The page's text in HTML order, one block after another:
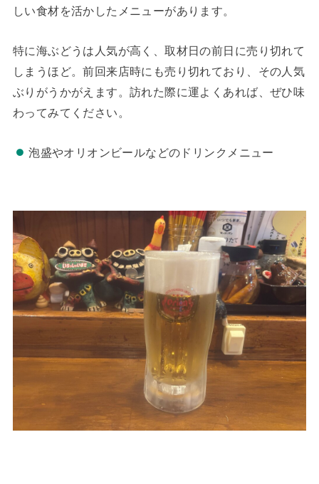
しい食材を活かしたメニューがあります。
特に海ぶどうは人気が高く、取材日の前日に売り切れて
しまうほど。前回来店時にも売り切れており、その人気
ぶりがうかがえます。訪れた際に運よくあれば、ぜひ味
わってみてください。
泡盛やオリオンビールなどのドリンクメニュー